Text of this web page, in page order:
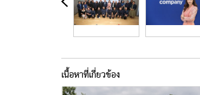
เนื้อหาที่เกี่ยวข้อง